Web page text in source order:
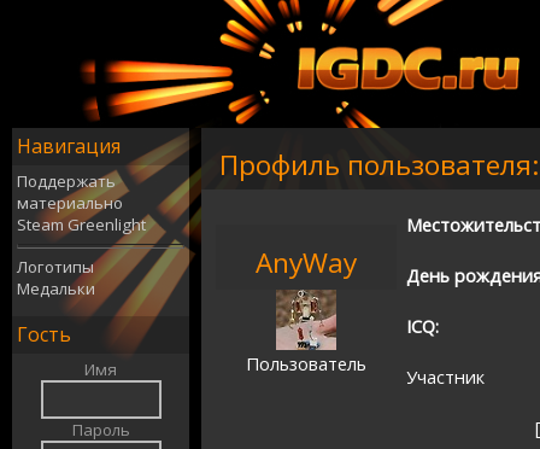
Навигация
Поддержать
материально
Steam Greenlight
Логотипы
Медальки
Гость
Имя
Пароль
Профиль пользователя:
AnyWay
Пользователь
День
ICQ:
Участник
[